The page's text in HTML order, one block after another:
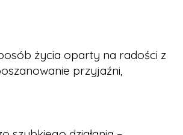
życia oparty na radości z
przyjaźni,